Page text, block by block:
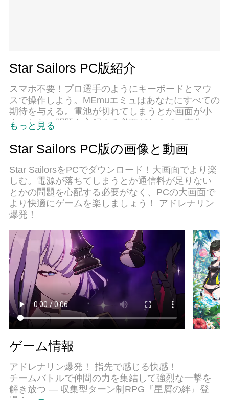
Star Sailors PC版紹介
スマホ不要！プロ選手のようにキーボードとマウ
スで操作しよう。MEmuエミュはあなたにすべての
期待を与える。電池が切れてしまうとか画面が小
さいとかの問題を心配する必要がなくて、存分Star
はPCでStar Sailorsをプレイするのに最適！完璧な
キーマッピングシステムにより、まるでパソコン
ゲームみたい。マルチインスタンスで複数のゲー
ムやアプリを同時に実行！唯一無二な仮想化エン
ジンがパソコンの可能性を最大限になる。遊べる
だけでなく、より楽しめる！
もっと見る
Star Sailors PC版の画像と動画
Star SailorsをPCでダウンロード！大画面でより楽
しむ。電源が落ちてしまうとか通信料が足りない
とかの問題を心配する必要がなく、PCの大画面で
より快適にゲームを楽しましょう！ アドレナリン
爆発！
ゲーム情報
アドレナリン爆発！ 指先で感じる快感！
チームバトルで仲間の力を集結して強烈な一撃を
解き放つ ― 収集型ターン制RPG『星屑の絆』登